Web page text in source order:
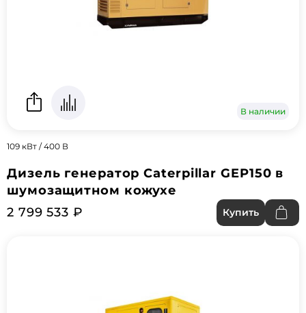
В наличии
109 кВт / 400 В
Дизель генератор Caterpillar GEP150 в
шумозащитном кожухе
2 799 533 ₽
Купить